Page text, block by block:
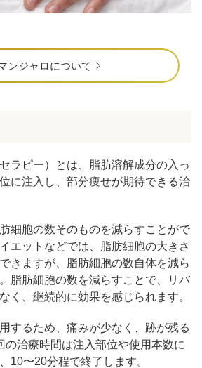
ンジャロについて
ラピー）とは、脂肪溶解成分の入っ
に注入し、部分痩せが期待できる治
細胞の数そのものを減らすことがで
エットなどでは、脂肪細胞の大きさ
きますが、脂肪細胞の数自体を減ら
脂肪細胞の数を減らすことで、リバ
く、継続的に効果を感じられます。
するため、痛みが少なく、跡が残る
の治療時間は注入部位や使用本数に
10〜20分程で終了します。